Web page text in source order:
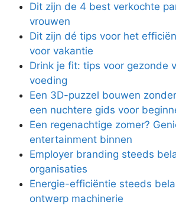
Dit zijn de 4 best verkochte
vrouwen
Dit zijn dé tips voor het
voor vakantie
Drink je fit: tips voor gezonde
voeding
Een 3D-puzzel bouwen
een nuchtere gids voor
Een regenachtige zomer?
entertainment binnen
Employer branding steeds
organisaties
Energie-efficiëntie steeds
ontwerp machinerie